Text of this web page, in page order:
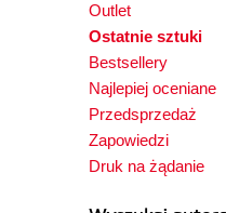
Outlet
Ostatnie sztuki
Bestsellery
Najlepiej oceniane
Przedsprzedaż
Zapowiedzi
Druk na żądanie